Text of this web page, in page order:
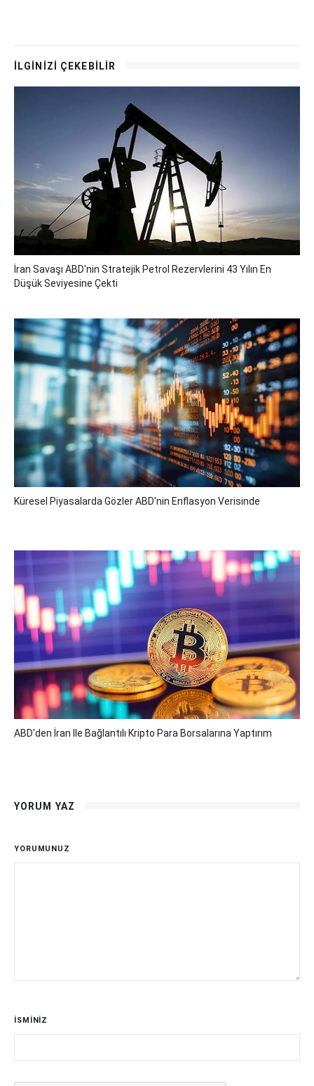
İLGİNİZİ ÇEKEBİLİR
İran Savaşı ABD'nin Stratejik Petrol Rezervlerini 43 Yılın En
Düşük Seviyesine Çekti
Küresel Piyasalarda Gözler ABD'nin Enflasyon Verisinde
ABD'den İran Ile Bağlantılı Kripto Para Borsalarına Yaptırım
YORUM YAZ
YORUMUNUZ
İSMİNİZ